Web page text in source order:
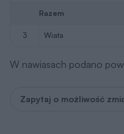
Razem
3 wiata
W nawiasach podano
Zapytaj o możliwość